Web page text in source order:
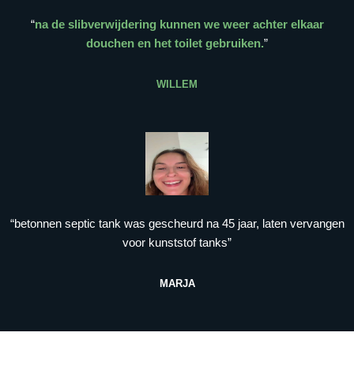
“na de slibverwijdering kunnen we weer achter elkaar
douchen en het toilet gebruiken.”
WILLEM
“betonnen septic tank was gescheurd na 45 jaar, laten vervangen
voor kunststof tanks”
MARJA